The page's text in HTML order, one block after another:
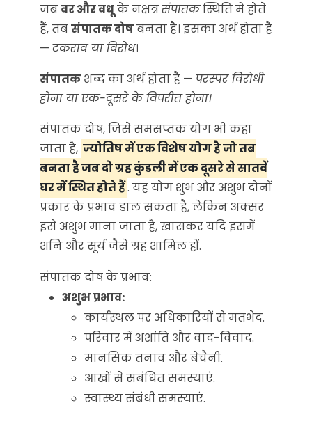
जबवर और वधूके नक्षत्रसंपातकस्थिति में होते
हैं, तबसंपातक दोषबनता है। इसका अर्थ होता है
— टकराव या विरोध।
संपातकशब्द का अर्थ होता है — परस्पर विरोधी
होना या एक-दूसरे के विपरीत होना।
संपातक दोष, जिसे समसप्तक योग भी कहा
जाता है, ज्योतिष में एक विशेष योग है जो तब
बनता है जब दो ग्रह कुंडली में एक दूसरे से सातवें
घर में स्थित होते हैं. यह योग शुभ और अशुभ दोनों
प्रकार के प्रभाव डाल सकता है, लेकिन अक्सर
इसे अशुभ माना जाता है, खासकर यदि इसमें
शनि और सूर्य जैसे ग्रह शामिल हों.
संपातक दोष के प्रभाव:
अशुभ प्रभाव:
कार्यस्थल पर अधिकारियों से मतभेद.
परिवार में अशांति और वाद-विवाद.
मानसिक तनाव और बेचैनी.
आंखों से संबंधित समस्याएं.
स्वास्थ्य संबंधी समस्याएं.